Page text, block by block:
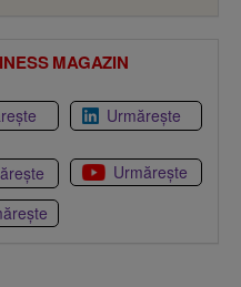
MAGAZIN
Urmărește
Urmărește